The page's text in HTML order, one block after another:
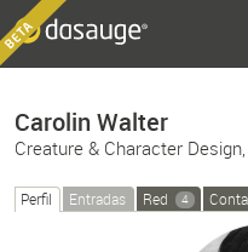
Carolin Walter
Creature & Character
Perfil Entradas Red 4